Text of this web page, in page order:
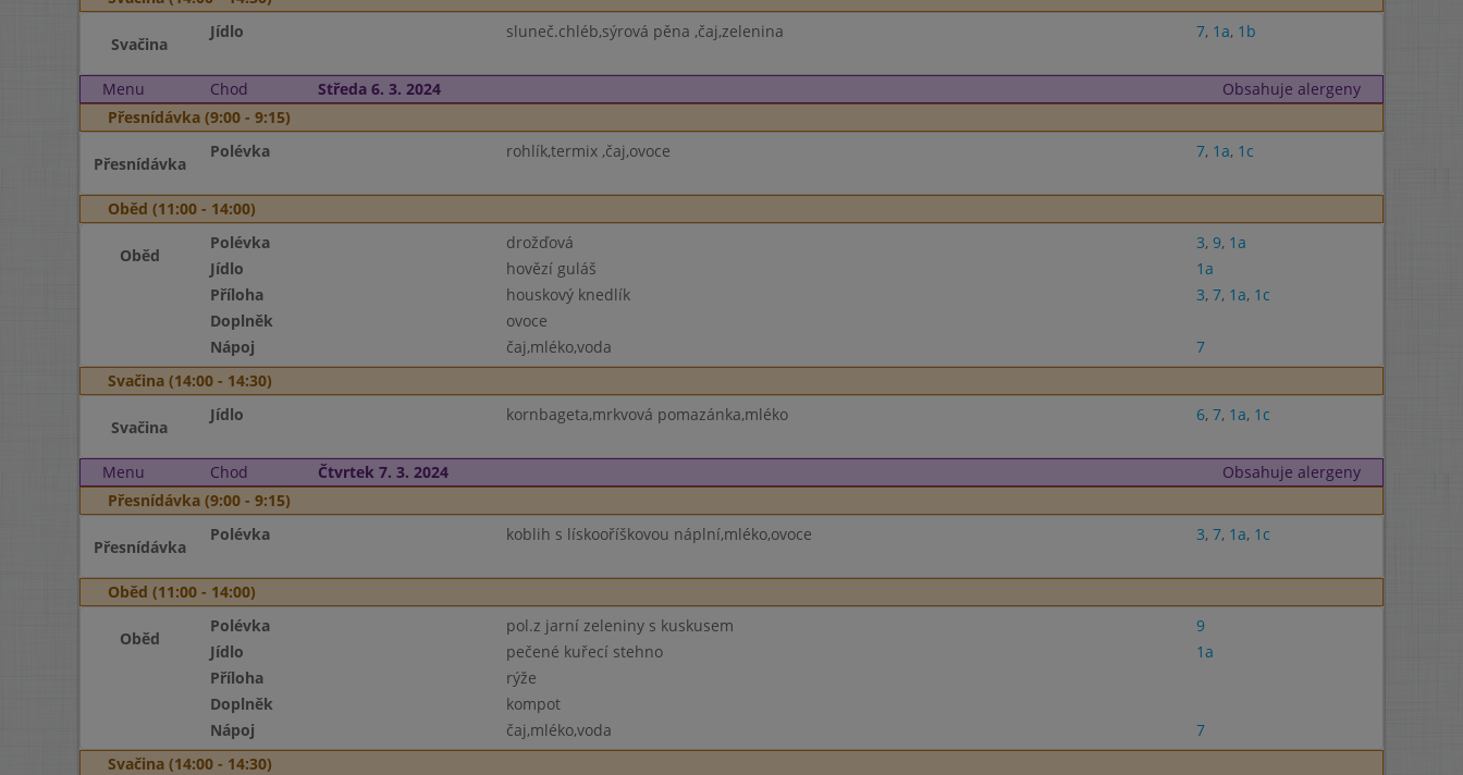
Svačina
Jídlo sluneč.chléb,sýrová pěna ,čaj,zelenina 7, 1a, 1b
Menu Chod Středa 6. 3. 2024
Obsahuje alergeny
Přesnídávka (9:00 - 9:15)
Přesnídávka
Polévka rohlík,termix ,čaj,ovoce 7, 1a, 1c
Oběd (11:00 - 14:00)
Oběd
Polévka drožďová 3, 9, 1a
Jídlo
hovězí guláš
1a
Příloha
houskový knedlík 3, 7, 1a, 1c
Doplněk
ovoce
Nápoj
čaj,mléko,voda
7
Svačina (14:00 - 14:30)
Svačina
Jídlo kornbageta,mrkvová pomazánka,mléko 6, 7, 1a, 1c
Menu Chod Čtvrtek 7. 3. 2024
Obsahuje alergeny
Přesnídávka (9:00 - 9:15)
Přesnídávka
Polévka koblih s lískooříškovou náplní,mléko,ovoce 3, 7, 1a, 1c
Oběd (11:00 - 14:00)
Oběd
Polévka pol.z jarní zeleniny s kuskusem
9
Jídlo
pečené kuřecí stehno
1a
Příloha
rýže
Doplněk
kompot
Nápoj
čaj,mléko,voda
7
Svačina (14:00 - 14:30)